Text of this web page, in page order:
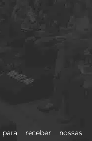
receber nossas